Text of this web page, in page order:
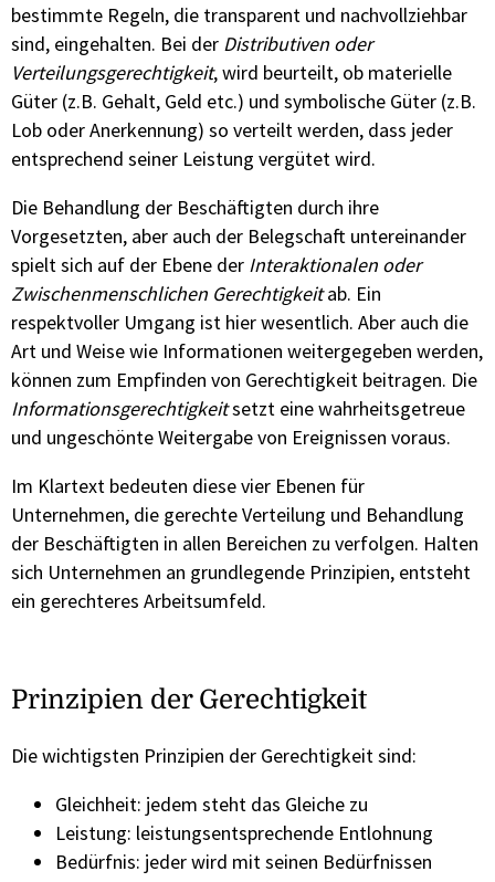
bestimmte Regeln, die transparent und nachvollziehbar
sind, eingehalten. Bei der Distributiven oder
Verteilungsgerechtigkeit, wird beurteilt, ob materielle
Güter (z.B. Gehalt, Geld etc.) und symbolische Güter (z.B.
Lob oder Anerkennung) so verteilt werden, dass jeder
entsprechend seiner Leistung vergütet wird.
Die Behandlung der Beschäftigten durch ihre
Vorgesetzten, aber auch der Belegschaft untereinander
spielt sich auf der Ebene der Interaktionalen oder
Zwischenmenschlichen Gerechtigkeitab. Ein
respektvoller Umgang ist hier wesentlich. Aber auch die
Art und Weise wie Informationen weitergegeben werden,
können zum Empfinden von Gerechtigkeit beitragen. Die
Informationsgerechtigkeitsetzt eine wahrheitsgetreue
und ungeschönte Weitergabe von Ereignissen voraus.
Im Klartext bedeuten diese vier Ebenen für
Unternehmen, die gerechte Verteilung und Behandlung
der Beschäftigten in allen Bereichen zu verfolgen. Halten
sich Unternehmen an grundlegende Prinzipien, entsteht
ein gerechteres Arbeitsumfeld.
Prinzipien der Gerechtigkeit
Die wichtigsten Prinzipien der Gerechtigkeit sind:
Gleichheit: jedem steht das Gleiche zu
Leistung: leistungsentsprechende Entlohnung
Bedürfnis: jeder wird mit seinen Bedürfnissen